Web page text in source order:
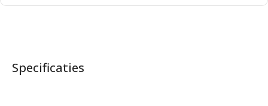
Specificaties